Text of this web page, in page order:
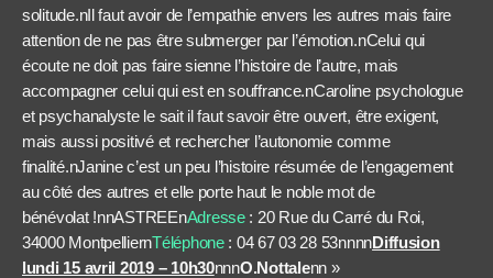
solitude.nIl faut avoir de l’empathie envers les autres mais faire
attention de ne pas être submerger par l’émotion.nCelui qui
écoute ne doit pas faire sienne l’histoire de l’autre, mais
accompagner celui qui est en souffrance.nCaroline psychologue
et psychanalyste le sait il faut savoir être ouvert, être exigent,
mais aussi positivé et rechercher l’autonomie comme
finalité.nJanine c’est un peu l’histoire résumée de l’engagement
au côté des autres et elle porte haut le noble mot de
bénévolat !nnASTREEnAdresse: 20 Rue du Carré du Roi,
34000 MontpelliernTéléphone: 04 67 03 28 53nnnnDiffusion
lundi 15 avril 2019 – 10h30nnnO.Nottalenn »